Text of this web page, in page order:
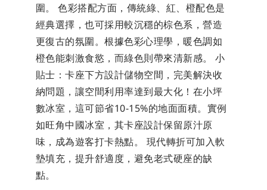
圍。 色彩搭配方面，傳統綠、紅、橙配色是
經典選擇，也可採用較沉穩的棕色系，營造
更復古的氛圍。根據色彩心理學，暖色調如
橙色能刺激食慾，而綠色則帶來清新感。 小
貼士：卡座下方設計儲物空間，完美解決收
納問題，讓空間利用率達到最大化！在小坪
數冰室，這可節省10-15%的地面面積。實例
如旺角中國冰室，其卡座設計保留原汁原
味，成為遊客打卡熱點。 現代轉折可加入軟
墊填充，提升舒適度，避免老式硬座的缺
點。